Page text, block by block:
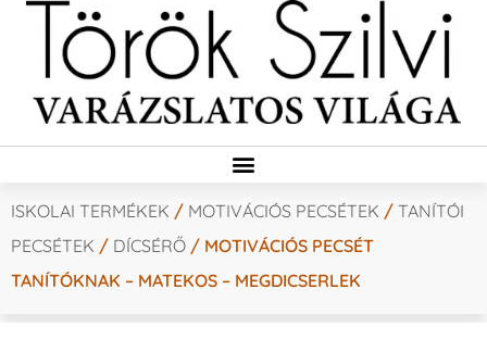
ISKOLAI TERMÉKEK / MOTIVÁCIÓS PECSÉTEK / TANÍTÓI
PECSÉTEK / DÍCSÉRŐ / MOTIVÁCIÓS PECSÉT
TANÍTÓKNAK – MATEKOS – MEGDICSERLEK